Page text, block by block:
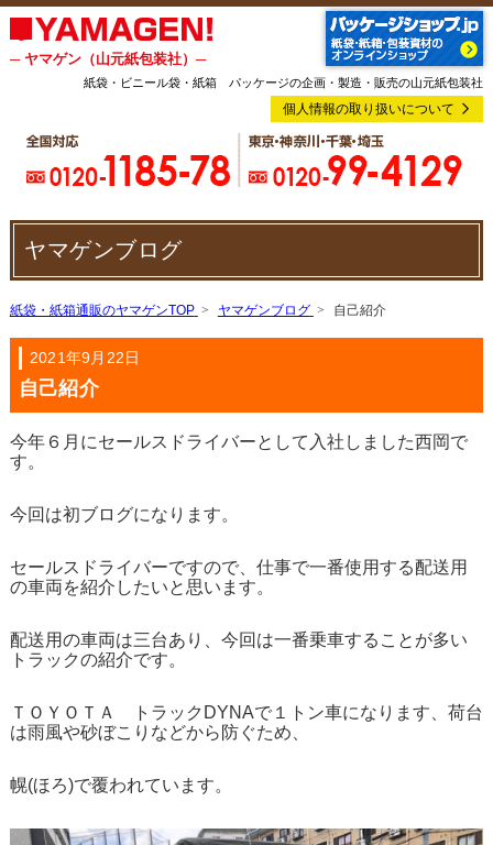
─ ヤマゲン（山元紙包装社）─
紙袋・ビニール袋・紙箱 パッケージの企画・製造・販売の山元紙包装社
個人情報の取り扱いについて
ヤマゲンブログ
紙袋・紙箱通販のヤマゲンTOP ヤマゲンブログ 自己紹介
2021年9月22日
自己紹介
今年６月にセールスドライバーとして入社しました西岡で
す。
今回は初ブログになります。
セールスドライバーですので、仕事で一番使用する配送用
の車両を紹介したいと思います。
配送用の車両は三台あり、今回は一番乗車することが多い
トラックの紹介です。
ＴＯＹＯＴＡ トラックDYNAで１トン車になります、荷台
は雨風や砂ぼこりなどから防ぐため、
幌(ほろ)で覆われています。